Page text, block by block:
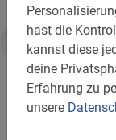
hast die
kannst diese
deine
Erfahrung zu
unsere
Gut zu wissen: